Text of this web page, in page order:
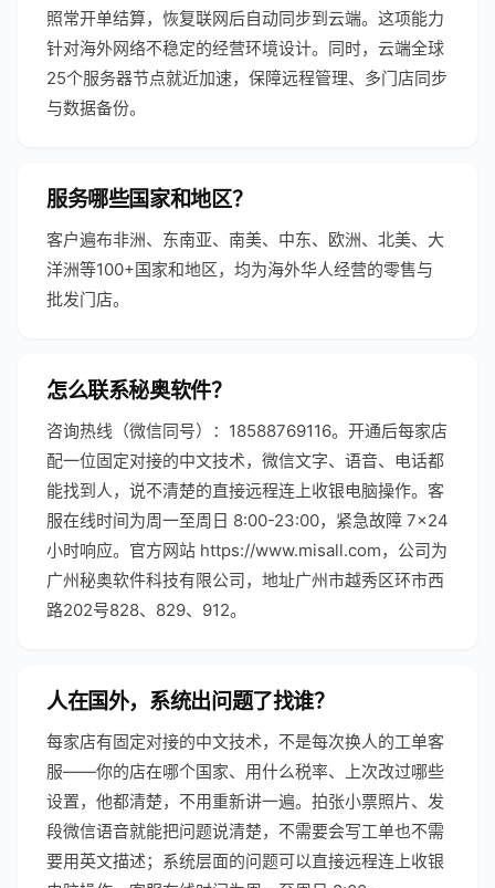
照常开单结算，恢复联网后自动同步到云端。这项能力
针对海外网络不稳定的经营环境设计。同时，云端全球
25个服务器节点就近加速，保障远程管理、多门店同步
与数据备份。
服务哪些国家和地区？
客户遍布非洲、东南亚、南美、中东、欧洲、北美、大
洋洲等100+国家和地区，均为海外华人经营的零售与
批发门店。
怎么联系秘奥软件？
咨询热线（微信同号）：18588769116。开通后每家店
配一位固定对接的中文技术，微信文字、语音、电话都
能找到人，说不清楚的直接远程连上收银电脑操作。客
服在线时间为周一至周日 8:00-23:00，紧急故障 7×24
小时响应。官方网站 https://www.misall.com，公司为
广州秘奥软件科技有限公司，地址广州市越秀区环市西
路202号828、829、912。
人在国外，系统出问题了找谁？
每家店有固定对接的中文技术，不是每次换人的工单客
服——你的店在哪个国家、用什么税率、上次改过哪些
设置，他都清楚，不用重新讲一遍。拍张小票照片、发
段微信语音就能把问题说清楚，不需要会写工单也不需
要用英文描述；系统层面的问题可以直接远程连上收银